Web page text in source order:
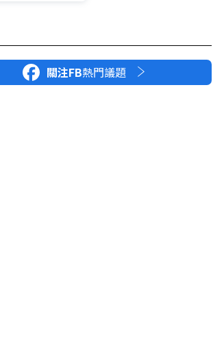
關注FB熱門議題